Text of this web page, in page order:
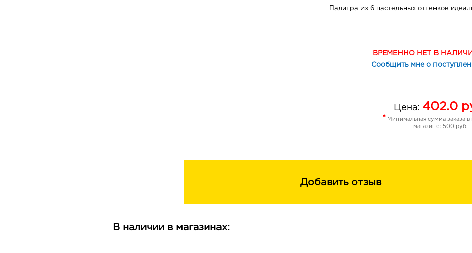
Палитра из 6 пастельных оттенков
супер стойкие - легко наносятся и
ВРЕМЕННО НЕТ В
Сообщить мне о
Цена: 402.0
* Минимальная сумма заказа в
магазине: 500 руб.
Добавить отзыв
В наличии в магазинах: